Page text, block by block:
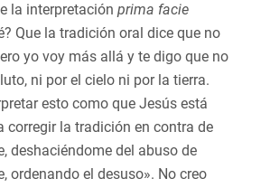
la interpretación prima facie
Que la tradición oral dice que no
yo voy más allá y te digo que no
ni por el cielo ni por la tierra.
esto como que Jesús está
corregir la tradición en contra de
deshaciéndome del abuso de
ordenando el desuso». No creo